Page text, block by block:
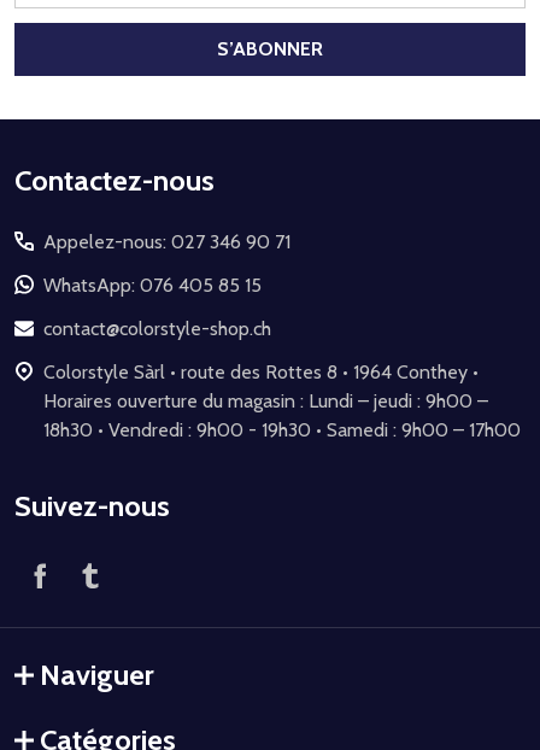
mail
S’ABONNER
Début
pied
de
page
Contactez-nous
Appelez-nous: 027 346 90 71
WhatsApp: 076 405 85 15
contact@colorstyle-shop.ch
Colorstyle Sàrl • route des Rottes 8 • 1964 Conthey •
Horaires ouverture du magasin : Lundi – jeudi : 9h00 –
18h30 • Vendredi : 9h00 - 19h30 • Samedi : 9h00 – 17h00
Suivez-nous
Naviguer
Catégories